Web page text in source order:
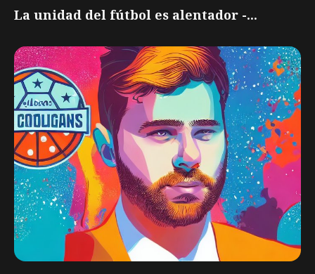
La unidad del fútbol es alentador -...